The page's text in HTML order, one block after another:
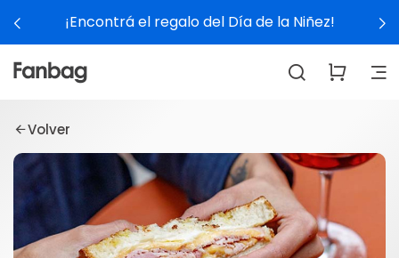
¡Encontrá el regalo del Día de la Niñez!
Volver